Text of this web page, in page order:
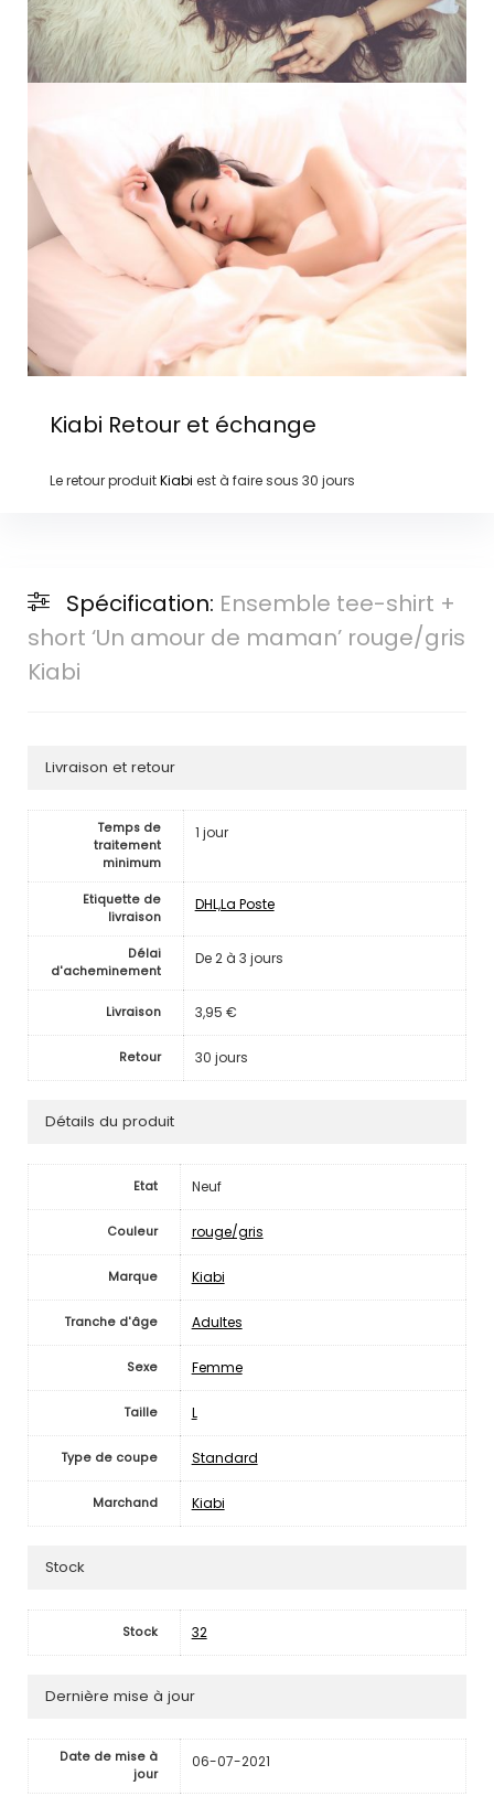
Kiabi Retour et échange
Le retour produitKiabi est à faire sous 30 jours
Spécification: Ensemble tee-shirt +
short ‘Un amour de maman’ rouge/gris
Kiabi
Livraison et retour
Temps de
traitement
minimum
1 jour
Etiquette de
livraison
DHL,La Poste
Délai
d'acheminement
De 2 à 3 jours
Livraison 3,95 €
Retour 30 jours
Détails du produit
Etat Neuf
Couleur rouge/gris
Marque Kiabi
Tranche d'âge Adultes
Sexe Femme
Taille L
Type de coupe Standard
Marchand Kiabi
Stock
Stock 32
Dernière mise à jour
Date de mise à
jour
06-07-2021